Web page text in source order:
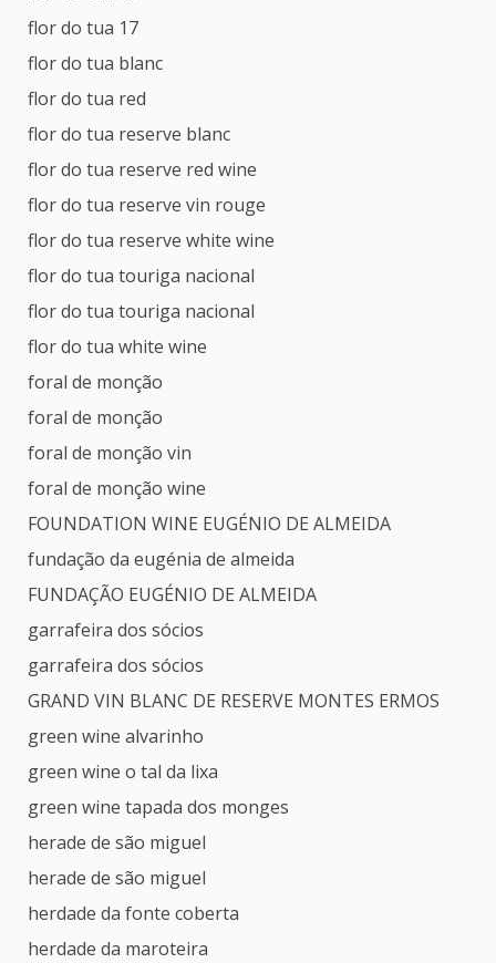
flor do tua 17
flor do tua blanc
flor do tua red
flor do tua reserve blanc
flor do tua reserve red wine
flor do tua reserve vin rouge
flor do tua reserve white wine
flor do tua touriga nacional
flor do tua touriga nacional
flor do tua white wine
foral de monção
foral de monção
foral de monção vin
foral de monção wine
FOUNDATION WINE EUGÉNIO DE ALMEIDA
fundação da eugénia de almeida
FUNDAÇÃO EUGÉNIO DE ALMEIDA
garrafeira dos sócios
garrafeira dos sócios
GRAND VIN BLANC DE RESERVE MONTES ERMOS
green wine alvarinho
green wine o tal da lixa
green wine tapada dos monges
herade de são miguel
herade de são miguel
herdade da fonte coberta
herdade da maroteira